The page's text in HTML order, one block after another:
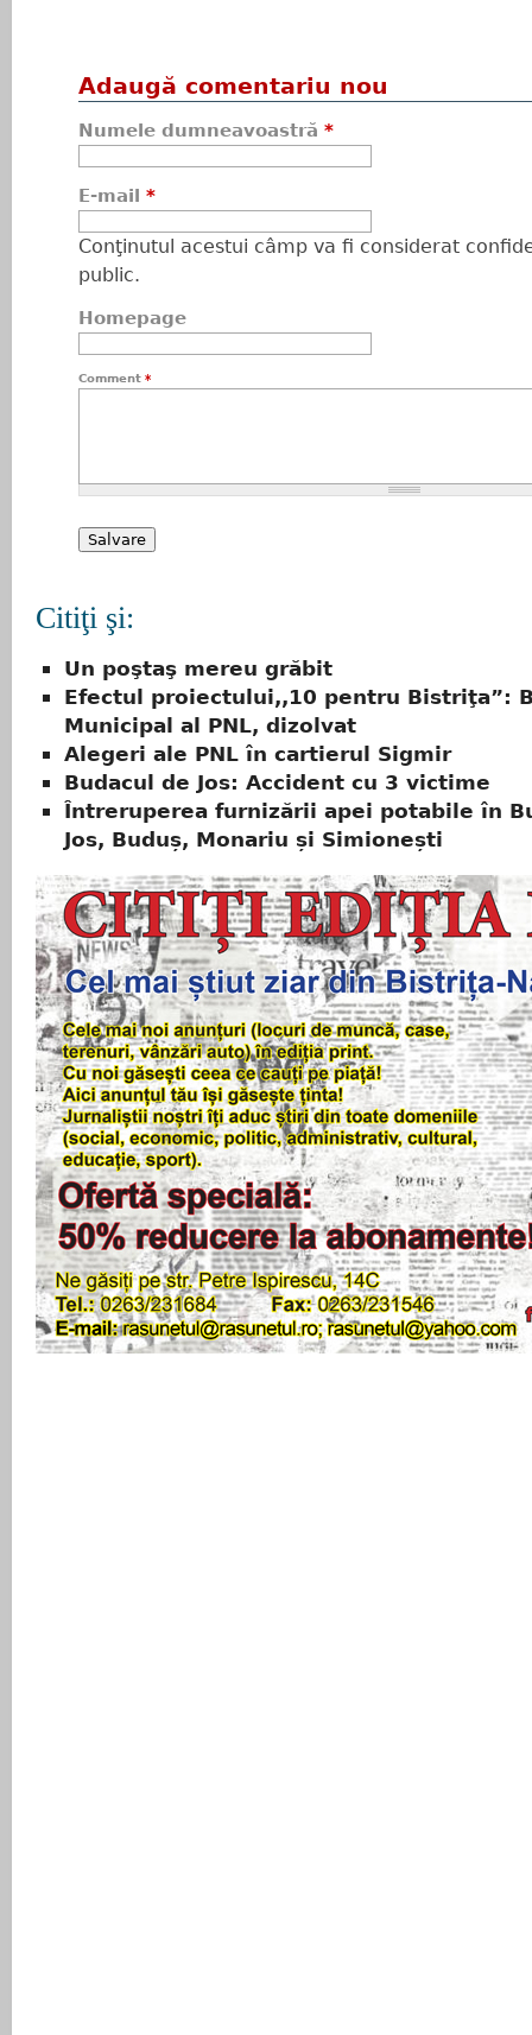
Adaugă comentariu nou
Numele dumneavoastră *
E-mail *
Conţinutul acestui câmp va fi considerat
public.
Homepage
Comment *
Citiţi şi:
Un poştaş mereu grăbit
Efectul proiectului,,10 pentru Bistriţa”:
Municipal al PNL, dizolvat
Alegeri ale PNL în cartierul Sigmir
Budacul de Jos: Accident cu 3 victime
Întreruperea furnizării apei potabile în
Jos, Buduș, Monariu și Simionești